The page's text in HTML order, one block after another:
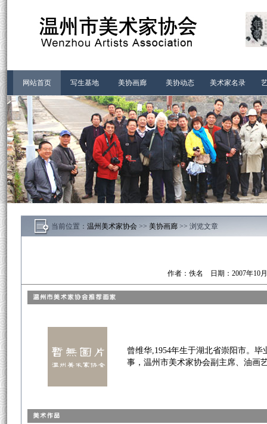
网站首页
写生基地 美协画廊 美协动态 美术家名录
当前位置： 温州美术家协会 >> 美协画廊 >> 浏览文章
作者：佚名 日期：2007年10
曾维华,1954年生于湖北省崇阳市。
事，温州市美术家协会副主席、油画